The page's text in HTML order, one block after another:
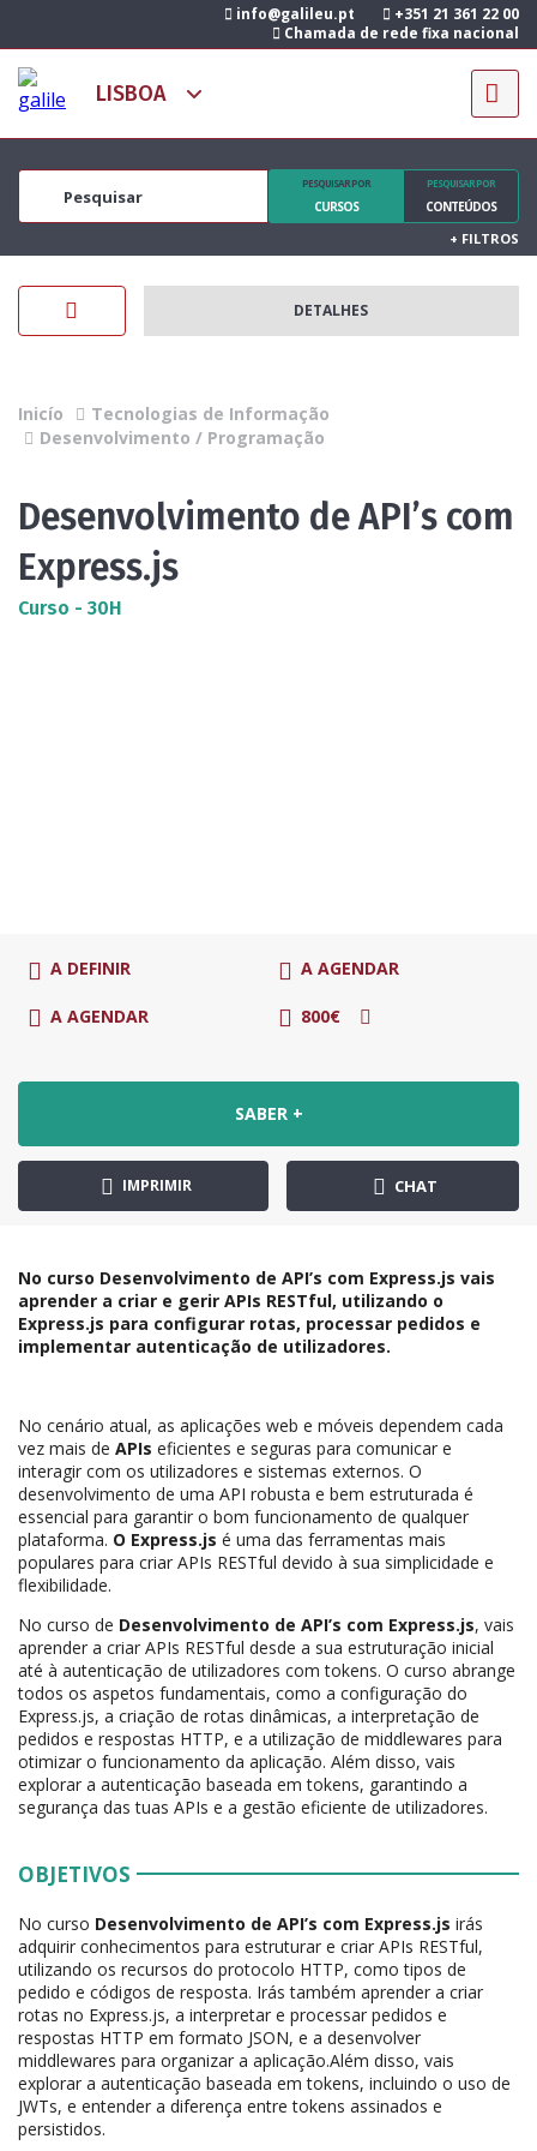
info@galileu.pt
+351 21 361 22 00
Chamada de rede fixa nacional
PESQUISAR POR
CURSOS
PESQUISAR POR
CONTEÚDOS
+ FILTROS
DETALHES
Inicío
Tecnologias de Informação
Desenvolvimento / Programação
Desenvolvimento de API’s com
Express.js
Curso - 30H
A DEFINIR A AGENDAR
A AGENDAR 800€
SABER +
IMPRIMIR CHAT
No curso Desenvolvimento de API’s com Express.js vais
aprender a criar e gerir APIs RESTful, utilizando o
Express.js para configurar rotas, processar pedidos e
implementar autenticação de utilizadores.
No cenário atual, as aplicações web e móveis dependem cada
vez mais de APIs eficientes e seguras para comunicar e
interagir com os utilizadores e sistemas externos. O
desenvolvimento de uma API robusta e bem estruturada é
essencial para garantir o bom funcionamento de qualquer
plataforma. O Express.js é uma das ferramentas mais
populares para criar APIs RESTful devido à sua simplicidade e
flexibilidade.
No curso de Desenvolvimento de API’s com Express.js, vais
aprender a criar APIs RESTful desde a sua estruturação inicial
até à autenticação de utilizadores com tokens. O curso abrange
todos os aspetos fundamentais, como a configuração do
Express.js, a criação de rotas dinâmicas, a interpretação de
pedidos e respostas HTTP, e a utilização de middlewares para
otimizar o funcionamento da aplicação. Além disso, vais
explorar a autenticação baseada em tokens, garantindo a
segurança das tuas APIs e a gestão eficiente de utilizadores.
OBJETIVOS
No curso Desenvolvimento de API’s com Express.js irás
adquirir conhecimentos para estruturar e criar APIs RESTful,
utilizando os recursos do protocolo HTTP, como tipos de
pedido e códigos de resposta. Irás também aprender a criar
rotas no Express.js, a interpretar e processar pedidos e
respostas HTTP em formato JSON, e a desenvolver
middlewares para organizar a aplicação.Além disso, vais
explorar a autenticação baseada em tokens, incluindo o uso de
JWTs, e entender a diferença entre tokens assinados e
persistidos.